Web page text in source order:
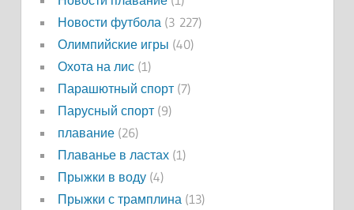
Новости футбола(3 227)
Олимпийские игры (40)
Охота на лис(1)
Парашютный спорт(7)
Парусный спорт(9)
плавание(26)
Плаванье в ластах(1)
Прыжки в воду(4)
Прыжки с трамплина(13)